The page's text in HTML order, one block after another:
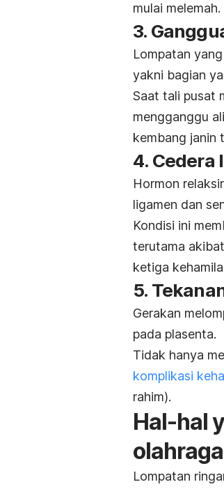
mulai melemah.
3.
Lompatan
yakni bagian
Saat tali pusat
mengganggu
kembang janin
4. Cedera
Hormon
ligamen dan
Kondisi ini
terutama
ketiga
5.
Gerakan
pada plasenta.
Tidak hanya
komplikasi
rahim).
Hal-hal
olahraga
Lompatan